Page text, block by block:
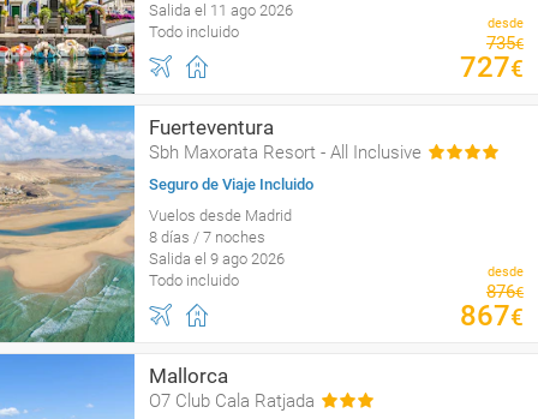
Salida el 11 ago 2026
Todo incluido
desde
735€
727€
Fuerteventura
Sbh Maxorata Resort - All Inclusive
Seguro de Viaje Incluido
Vuelos desde Madrid
8 días / 7 noches
Salida el 9 ago 2026
Todo incluido
desde
876€
867€
Mallorca
O7 Club Cala Ratjada